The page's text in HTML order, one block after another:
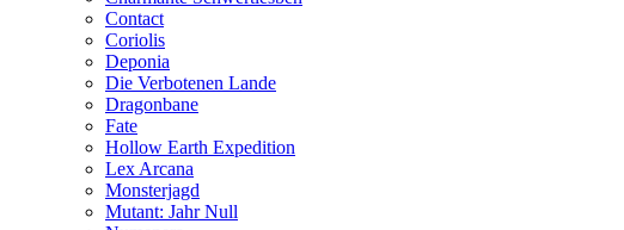
Contact
Coriolis
Deponia
Die Verbotenen Lande
Dragonbane
Fate
Hollow Earth Expedition
Lex Arcana
Monsterjagd
Mutant: Jahr Null